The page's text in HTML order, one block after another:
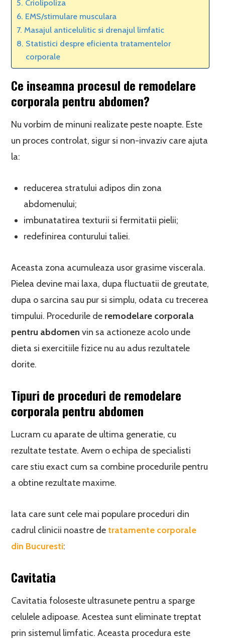
Criolipoliza
EMS/stimulare musculara
Masajul anticelulitic si drenajul limfatic
Statistici despre eficienta tratamentelor
corporale
Ce inseamna procesul de remodelare
corporala pentru abdomen?
Nu vorbim de minuni realizate peste noapte. Este
un proces controlat, sigur si non-invaziv care ajuta
la:
reducerea stratului adipos din zona
abdomenului;
imbunatatirea texturii si fermitatii pielii;
redefinirea conturului taliei.
Aceasta zona acumuleaza usor grasime viscerala.
Pielea devine mai laxa, dupa fluctuatii de greutate,
dupa o sarcina sau pur si simplu, odata cu trecerea
timpului. Procedurile de remodelare corporala
pentru abdomen vin sa actioneze acolo unde
dieta si exercitiile fizice nu au adus rezultatele
dorite.
Tipuri de proceduri de remodelare
corporala pentru abdomen
Lucram cu aparate de ultima generatie, cu
rezultate testate. Avem o echipa de specialisti
care stiu exact cum sa combine procedurile pentru
a obtine rezultate maxime.
Iata care sunt cele mai populare proceduri din
cadrul clinicii noastre detratamente corporale
din Bucuresti:
Cavitatia
Cavitatia foloseste ultrasunete pentru a sparge
celulele adipoase. Acestea sunt eliminate treptat
prin sistemul limfatic. Aceasta procedura este